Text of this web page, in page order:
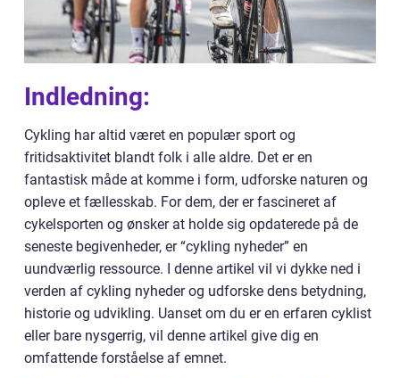
Indledning:
Cykling har altid været en populær sport og
fritidsaktivitet blandt folk i alle aldre. Det er en
fantastisk måde at komme i form, udforske naturen og
opleve et fællesskab. For dem, der er fascineret af
cykelsporten og ønsker at holde sig opdaterede på de
seneste begivenheder, er “cykling nyheder” en
uundværlig ressource. I denne artikel vil vi dykke ned i
verden af cykling nyheder og udforske dens betydning,
historie og udvikling. Uanset om du er en erfaren cyklist
eller bare nysgerrig, vil denne artikel give dig en
omfattende forståelse af emnet.